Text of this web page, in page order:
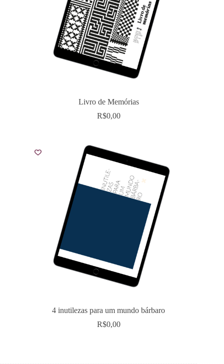
Livro de Memórias
R$0,00
4 inutilezas para um mundo bárbaro
R$0,00